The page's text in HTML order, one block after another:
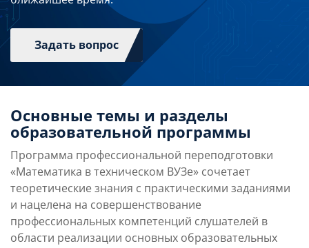
Задать вопрос
Основные темы и разделы
образовательной программы
Программа профессиональной переподготовки
«Математика в техническом ВУЗе» сочетает
теоретические знания с практическими заданиями
и нацелена на совершенствование
профессиональных компетенций слушателей в
области реализации основных образовательных